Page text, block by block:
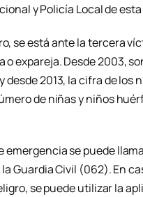
y Policía Local de
se está ante la tercera
expareja. Desde 2003,
2013, la cifra de los
de niñas y niños
se puede
Guardia Civil (062). En
se puede utilizar la